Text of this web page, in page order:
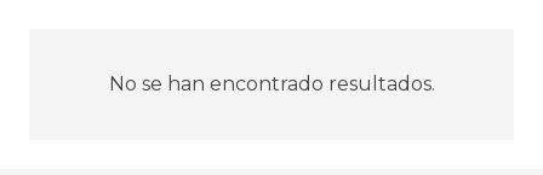
No se han encontrado resultados.